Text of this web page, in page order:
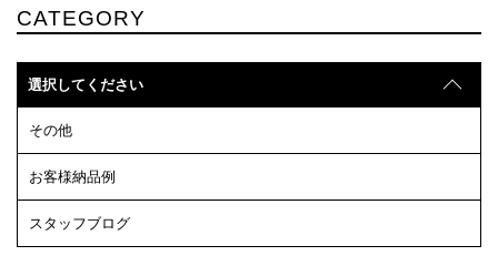
CATEGORY
選択してください
その他
お客様納品例
スタッフブログ